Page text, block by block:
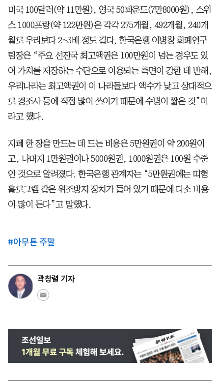
미국 100달러(약 11만원), 영국 50파운드(7만8000원), 스위
스 1000프랑(약 122만원)은 각각 275개월, 492개월, 240개
월로 우리보다 2~3배 정도 길다. 한국은행 이병창 화폐연구
팀장은 “주요 선진국 최고액권은 100만원이 넘는 경우도 있
어 가치를 저장하는 수단으로 이용되는 측면이 강한 데 반해,
우리나라는 최고액권이 이 나라들보다 액수가 낮고 상대적으
로 경조사 등에 직접 많이 쓰이기 때문에 수명이 짧은 것”이
라고 했다.
지폐 한 장을 만드는 데 드는 비용은 5만원권이 약 200원이
고, 나머지 1만원권이나 5000원권, 1000원권은 100원 수준
인 것으로 알려졌다. 한국은행 관계자는 “5만원권에는 띠형
홀로그램 같은 위조방지 장치가 들어 있기 때문에 다소 비용
이 많이 든다”고 말했다.
#아무튼 주말
곽창렬 기자